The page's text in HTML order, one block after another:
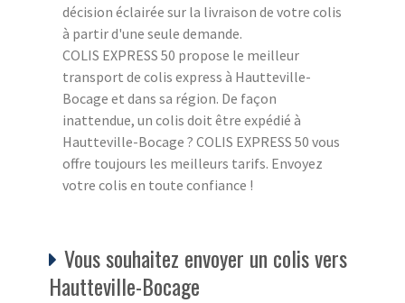
décision éclairée sur la livraison de votre colis
à partir d'une seule demande.
COLIS EXPRESS 50 propose le meilleur
transport de colis express à Hautteville-
Bocage et dans sa région. De façon
inattendue, un colis doit être expédié à
Hautteville-Bocage ? COLIS EXPRESS 50 vous
offre toujours les meilleurs tarifs. Envoyez
votre colis en toute confiance !
Vous souhaitez envoyer un colis vers
Hautteville-Bocage